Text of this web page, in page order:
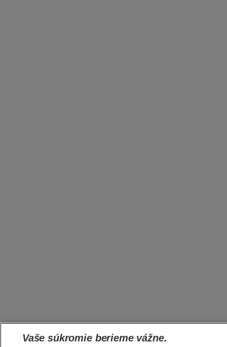
Vaše súkromie berieme vážne.